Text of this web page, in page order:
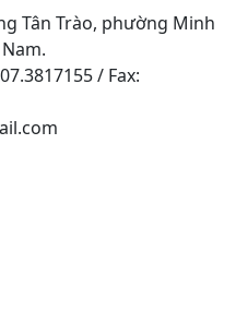
Tân Trào, phường Minh
/ Fax: